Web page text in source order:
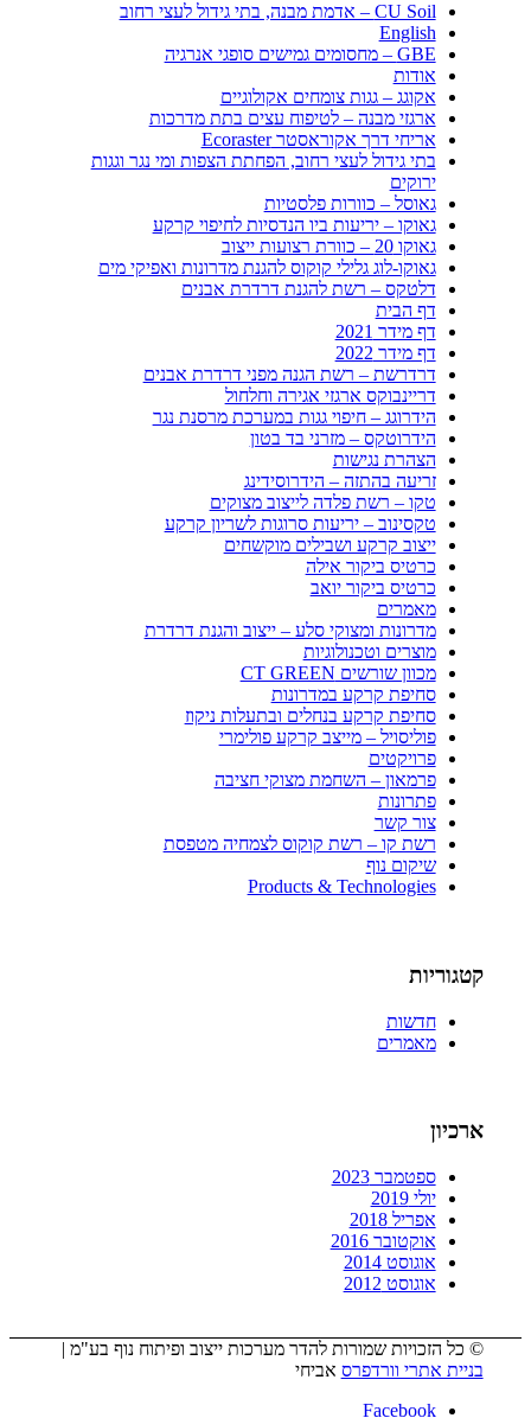
CU Soil – אדמת מבנה, בתי גידול לעצי רחוב
English
GBE – מחסומים גמישים סופגי אנרגיה
אודות
אקוגג – גגות צומחים אקולוגיים
ארגזי מבנה – לטיפוח עצים בתת מדרכות
אריחי דרך אקוראסטר Ecoraster
בתי גידול לעצי רחוב, הפחתת הצפות ומי נגר וגגות
ירוקים
גאוסל – כוורות פלסטיות
גאוקו – יריעות ביו הנדסיות לחיפוי קרקע
גאוקו 20 – כוורת רצועות ייצוב
גאוקו-לוג גלילי קוקוס להגנת מדרונות ואפיקי מים
דלטקס – רשת להגנת דרדרת אבנים
דף הבית
דף מידר 2021
דף מידר 2022
דרדרשת – רשת הגנה מפני דרדרת אבנים
דריינבוקס ארגזי אגירה וחלחול
הידרוגג – חיפוי גגות במערכת מרסנת נגר
הידרוטקס – מזרני בד בטון
הצהרת נגישות
זריעה בהתזה – הידרוסידינג
טקו – רשת פלדה לייצוב מצוקים
טקסינוב – יריעות סרוגות לשריון קרקע
ייצוב קרקע ושבילים מוקשחים
כרטיס ביקור אילה
כרטיס ביקור יואב
מאמרים
מדרונות ומצוקי סלע – ייצוב והגנת דרדרת
מוצרים וטכנולוגיות
מכוון שורשים CT GREEN
סחיפת קרקע במדרונות
סחיפת קרקע בנחלים ובתעלות ניקוז
פוליסויל – מייצב קרקע פולימרי
פרויקטים
פרמאון – השחמת מצוקי חציבה
פתרונות
צור קשר
רשת קו – רשת קוקוס לצמחיה מטפסת
שיקום נוף
Products & Technologies
קטגוריות
חדשות
מאמרים
ארכיון
ספטמבר 2023
יולי 2019
אפריל 2018
אוקטובר 2016
אוגוסט 2014
אוגוסט 2012
© כל הזכויות שמורות להדר מערכות ייצוב ופיתוח נוף בע"מ |
בניית אתרי וורדפרס אביחי
Facebook